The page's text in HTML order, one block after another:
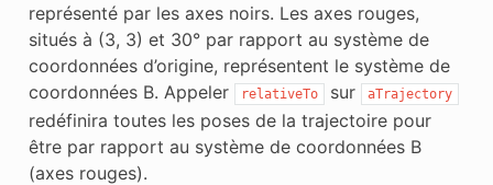
représenté par les axes noirs. Les axes rouges,
situés à (3, 3) et 30° par rapport au système de
coordonnées d’origine, représentent le système de
coordonnées B. Appeler
relativeTo sur aTrajectory
redéfinira toutes les poses de la trajectoire pour
être par rapport au système de coordonnées B
(axes rouges).